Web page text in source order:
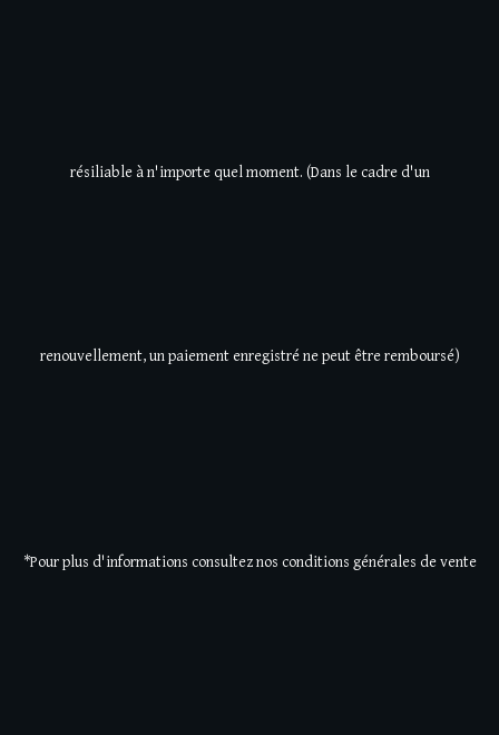
résiliable à n'importe quel moment. (Dans le cadre d'un
renouvellement, un paiement enregistré ne peut être remboursé)
*Pour plus d'informations consultez nos conditions générales de vente